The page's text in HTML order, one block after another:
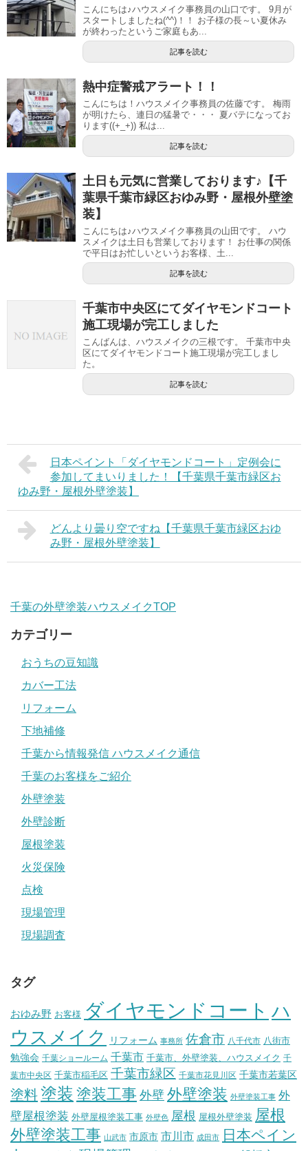
こんにちは♪ハウスメイク事務員の山口です。 9月が
スタートしましたね(^^)！！ お子様の長～い夏休み
が終わったというご家庭もあ...
記事を読む
熱中症警戒アラート！！
こんにちは！ハウスメイク事務員の佐藤です。 梅雨
が明けたら、連日の猛暑で・・・ 夏バテになってお
ります((+_+)) 私は...
記事を読む
土日も元気に営業しております♪【千
葉県千葉市緑区おゆみ野・屋根外壁塗
装】
こんにちは♪ハウスメイク事務員の山田です。 ハウ
スメイクは土日も営業しております！ お仕事の関係
で平日はお忙しいというお客様、土...
記事を読む
千葉市中央区にてダイヤモンドコート
施工現場が完工しました
こんばんは、ハウスメイクの三根です。 千葉市中央
区にてダイヤモンドコート施工現場が完工しまし
た。
記事を読む
日本ペイント「ダイヤモンドコート」定例会に
参加してまいりました！【千葉県千葉市緑区お
ゆみ野・屋根外壁塗装】
どんより曇り空ですね【千葉県千葉市緑区おゆ
み野・屋根外壁塗装】
千葉の外壁塗装ハウスメイクTOP
カテゴリー
おうちの豆知識
カバー工法
リフォーム
下地補修
千葉から情報発信 ハウスメイク通信
千葉のお客様をご紹介
外壁塗装
外壁診断
屋根塗装
火災保険
点検
現場管理
現場調査
タグ
おゆみ野 お客様 ダイヤモンドコート ハ
ウスメイク
リフォーム 事務所 佐倉市 八千代市 八街市
勉強会 千葉ショールーム 千葉市 千葉市、外壁塗装、ハウスメイク 千
葉市中央区 千葉市稲毛区 千葉市緑区 千葉市花見川区 千葉市若葉区
塗料塗装 塗装工事 外壁 外壁塗装 外壁塗装工事 外
壁屋根塗装 外壁屋根塗装工事 外壁色 屋根 屋根外壁塗装 屋根
外壁塗装工事 山武市 市原市 市川市 成田市
日本ペイン